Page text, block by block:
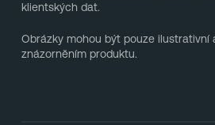
klientských dat.
Obrázky mohou být pouze ilustrativní
znázorněním produktu.